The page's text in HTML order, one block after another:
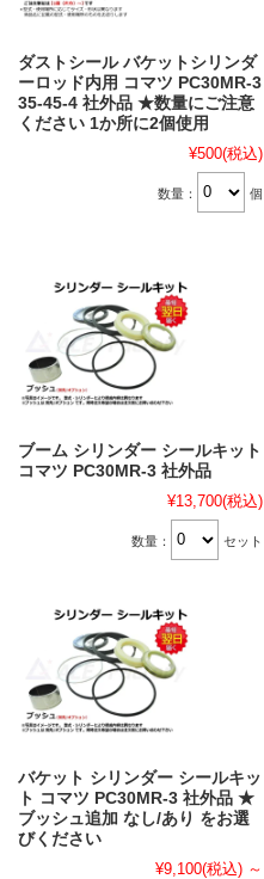
ダストシール バケットシリンダ
ーロッド内用 コマツ PC30MR-3
35-45-4 社外品 ★数量にご注意
ください 1か所に2個使用
¥500(税込)
数量： 個
ブーム シリンダー シールキット
コマツ PC30MR-3 社外品
¥13,700(税込)
数量： セット
バケット シリンダー シールキッ
ト コマツ PC30MR-3 社外品 ★
ブッシュ追加 なし/あり をお選
びください
¥9,100(税込) ～